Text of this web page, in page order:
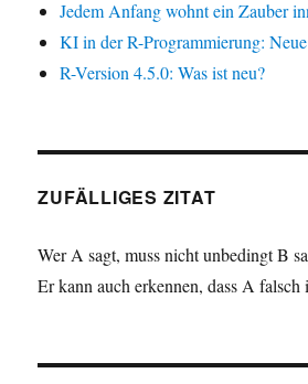
Jedem Anfang wohnt ein Zauber
KI in der R-Programmierung:
R-Version 4.5.0: Was ist neu?
ZUFÄLLIGES ZITAT
Wer A sagt, muss nicht unbedingt B
Er kann auch erkennen, dass A falsch